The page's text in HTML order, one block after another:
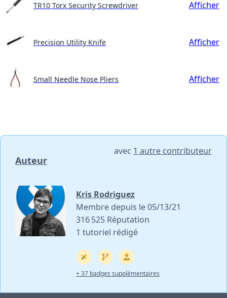
TR10 Torx Security Screwdriver Afficher
Precision Utility Knife Afficher
Small Needle Nose Pliers Afficher
Auteur
avec 1 autre contributeur
Kris Rodriguez
Membre depuis le 05/13/21
316 525 Réputation
1 tutoriel rédigé
+ 37 badges supplémentaires